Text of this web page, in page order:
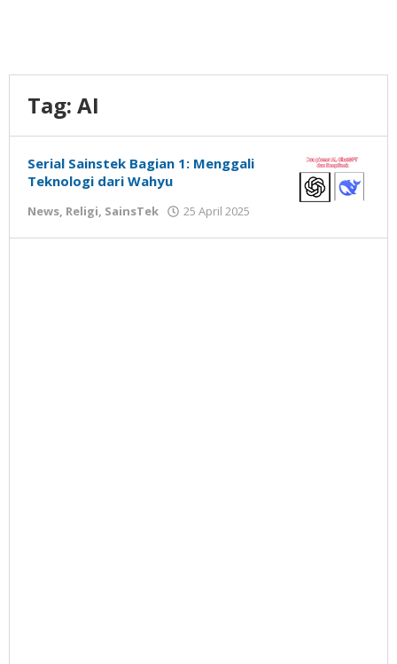
Tag: AI
Serial Sainstek Bagian 1: Menggali
Teknologi dari Wahyu
News, Religi, SainsTek 25 April 2025
Susanto